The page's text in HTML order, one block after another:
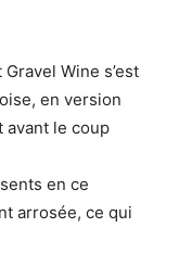
Wine s’est
en version
avant le coup
en ce
arrosée, ce qui